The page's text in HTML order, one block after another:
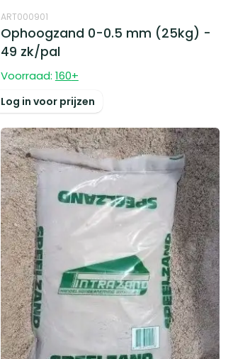
ART000901
Ophoogzand 0-0.5 mm (25kg) -
49 zk/pal
Voorraad: 160+
Log in voor prijzen